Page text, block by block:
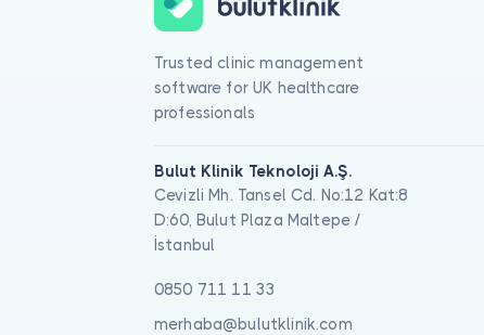
Trusted clinic management
software for UK healthcare
professionals
Bulut Klinik Teknoloji A.Ş.
Cevizli Mh. Tansel Cd. No:12 Kat:8
D:60, Bulut Plaza Maltepe /
İstanbul
0850 711 11 33
merhaba@bulutklinik.com